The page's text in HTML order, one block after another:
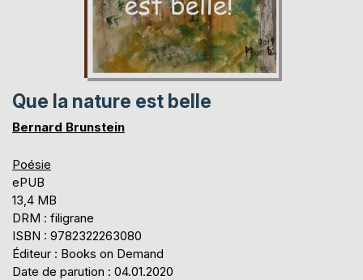
Que la nature est belle
Bernard Brunstein
Poésie
ePUB
13,4 MB
DRM : filigrane
ISBN : 9782322263080
Éditeur : Books on Demand
Date de parution : 04.01.2020